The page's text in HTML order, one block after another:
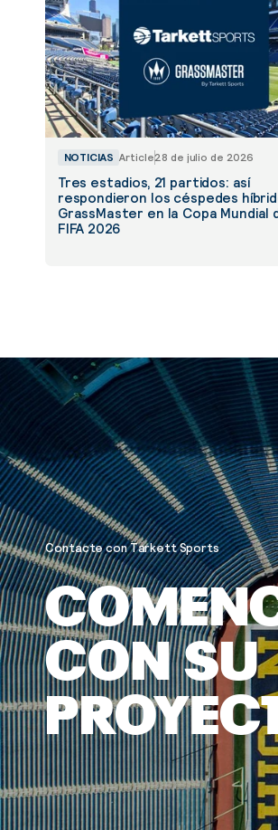
NOTICIAS Article28 de julio de 2026
Tres estadios, 21 partidos: así
respondieron los céspedes
GrassMaster en la Copa Mundial
FIFA 2026
Contacte con Tarkett Sports
CON SU